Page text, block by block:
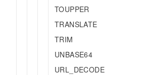
TOUPPER
TRANSLATE
TRIM
UNBASE64
URL_DECODE